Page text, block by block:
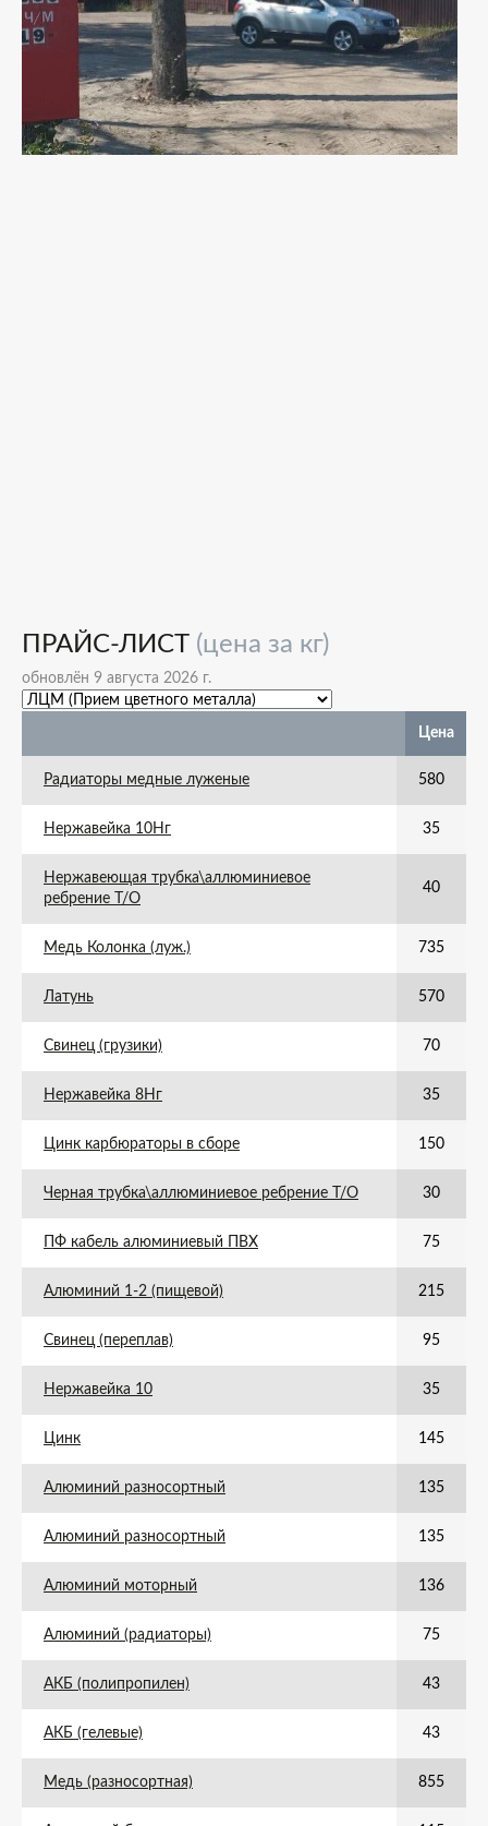
ПРАЙС-ЛИСТ (цена за кг)
обновлён 9 августа 2026 г.
Цена
Радиаторы медные луженые 580
Нержавейка 10Нг 35
Нержавеющая трубка\аллюминиевое
ребрение Т/О
40
Медь Колонка (луж.) 735
Латунь 570
Свинец (грузики) 70
Нержавейка 8Нг 35
Цинк карбюраторы в сборе 150
Черная трубка\аллюминиевое ребрение Т/О 30
ПФ кабель алюминиевый ПВХ 75
Алюминий 1-2 (пищевой) 215
Свинец (переплав) 95
Нержавейка 10 35
Цинк 145
Алюминий разносортный 135
Алюминий разносортный 135
Алюминий моторный 136
Алюминий (радиаторы) 75
АКБ (полипропилен) 43
АКБ (гелевые) 43
Медь (разносортная) 855